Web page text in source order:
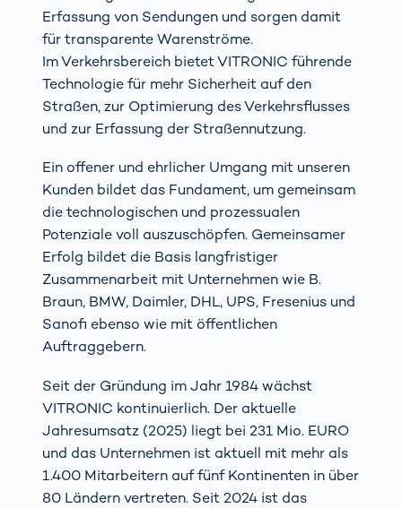
Erfassung von Sendungen und sorgen damit
für transparente Warenströme.
Im Verkehrsbereich bietet VITRONIC führende
Technologie für mehr Sicherheit auf den
Straßen, zur Optimierung des Verkehrsflusses
und zur Erfassung der Straßennutzung.
Ein offener und ehrlicher Umgang mit unseren
Kunden bildet das Fundament, um gemeinsam
die technologischen und prozessualen
Potenziale voll auszuschöpfen. Gemeinsamer
Erfolg bildet die Basis langfristiger
Zusammenarbeit mit Unternehmen wie B.
Braun, BMW, Daimler, DHL, UPS, Fresenius und
Sanofi ebenso wie mit öffentlichen
Auftraggebern.
Seit der Gründung im Jahr 1984 wächst
VITRONIC kontinuierlich. Der aktuelle
Jahresumsatz (2025) liegt bei 231 Mio. EURO
und das Unternehmen ist aktuell mit mehr als
1.400 Mitarbeitern auf fünf Kontinenten in über
80 Ländern vertreten. Seit 2024 ist das